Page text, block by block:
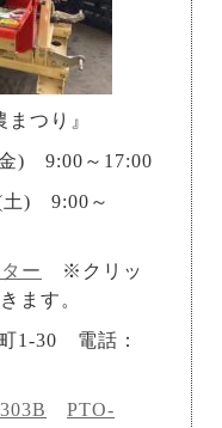
つり』
) 9:00～17:00
～
ー
※クリッ
ます。
30 電話：
PTO-